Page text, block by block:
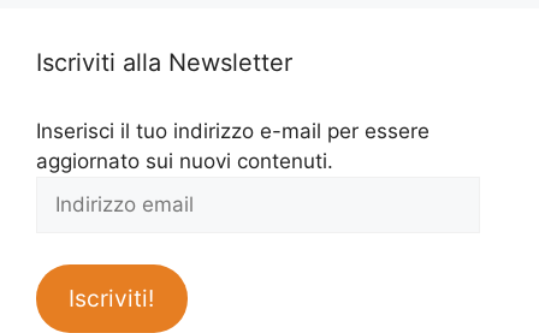
Iscriviti alla Newsletter
Inserisci il tuo indirizzo e-mail per essere
aggiornato sui nuovi contenuti.
Indirizzo
Iscriviti!